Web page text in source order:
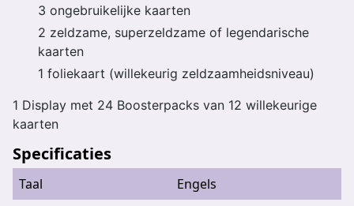
3 ongebruikelijke kaarten
2 zeldzame, superzeldzame of legendarische
kaarten
1 foliekaart (willekeurig zeldzaamheidsniveau)
1 Display met 24 Boosterpacks van 12 willekeurige
kaarten
Specificaties
Taal
Engels